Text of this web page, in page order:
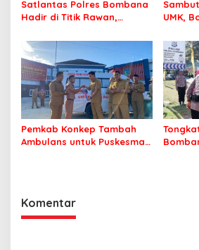
Satlantas Polres Bombana
Hadir di Titik Rawan,
Sekolah dengan Aman
UMK,
Pemkab Konkep Tambah
Ambulans untuk Puskesmas
Komentar